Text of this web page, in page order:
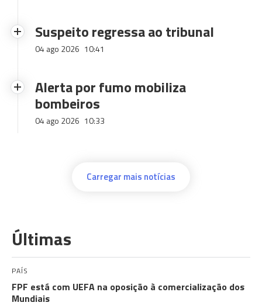
Suspeito regressa ao tribunal
04 ago 2026 10:41
Alerta por fumo mobiliza
bombeiros
04 ago 2026 10:33
Carregar mais notícias
Últimas
PAÍS
FPF está com UEFA na oposição à comercialização dos
Mundiais